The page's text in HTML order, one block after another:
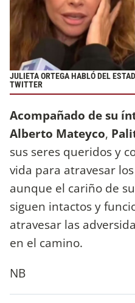
JULIETA ORTEGA HABLÓ DEL
TWITTER
Acompañado de su
Alberto Mateyco,
sus seres queridos y
vida para atravesar
aunque el cariño de
siguen intactos y
atravesar las
en el camino.
NB